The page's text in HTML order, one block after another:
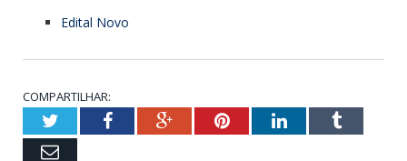
Edital Novo
COMPARTILHAR:
TwitterFacebookGoogle+PinterestLinkedInTumblr
Email